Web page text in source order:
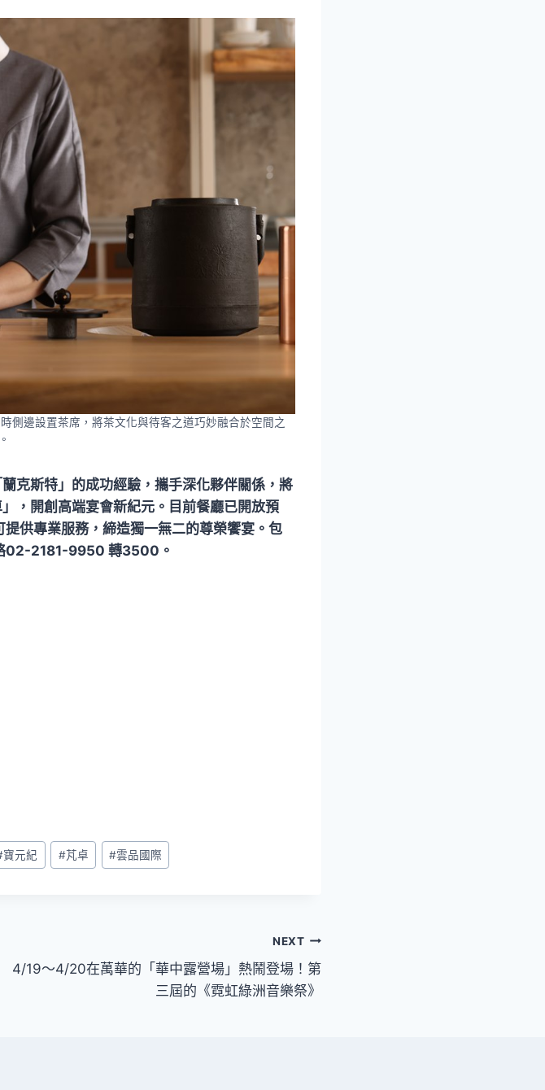
側邊設置茶席，將茶文化與待客之道巧妙融合於空間之
克斯特」的成功經驗，攜手深化夥伴關係，將
，開創高端宴會新紀元。目前餐廳已開放預
供專業服務，締造獨一無二的尊榮饗宴。包
02-2181-9950 轉3500。
寶元紀 #芃卓 #雲品國際
NEXT
4/19～4/20在萬華的「華中露營場」熱鬧登場！第
三屆的《霓虹綠洲音樂祭》